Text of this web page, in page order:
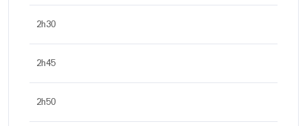
2h30
2h45
2h50